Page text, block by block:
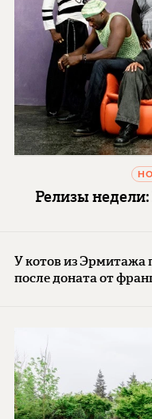
Релизы
У котов из Эрмитажа
после доната от